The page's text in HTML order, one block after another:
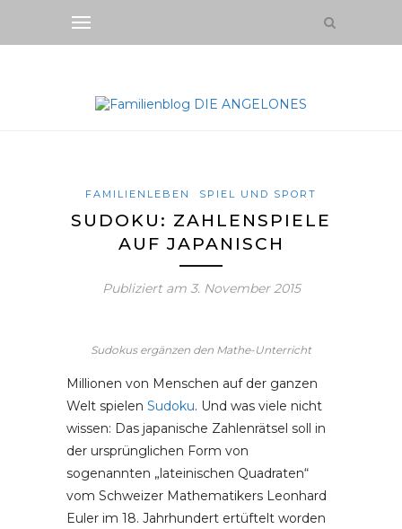
FAMILIENLEBEN SPIEL UND SPORT
SUDOKU: ZAHLENSPIELE
AUF JAPANISCH
Publiziert am 3. November 2015
Sudokus ergänzen den Mathe-Unterricht
Millionen von Menschen auf der ganzen
Welt spielen Sudoku. Und was viele nicht
wissen: Das japanische Zahlenrätsel soll in
der ursprünglichen Form von
sogenannten „lateinischen Quadraten“
vom Schweizer Mathematikers Leonhard
Euler im 18. Jahrhundert ertüftelt worden